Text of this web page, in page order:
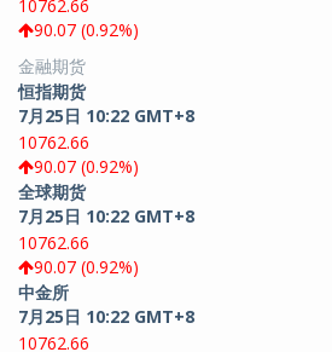
10762.66
90.07 (0.92%)
金融期货
恒指期货
7月25日 10:22 GMT+8
10762.66
90.07 (0.92%)
全球期货
7月25日 10:22 GMT+8
10762.66
90.07 (0.92%)
中金所
7月25日 10:22 GMT+8
10762.66